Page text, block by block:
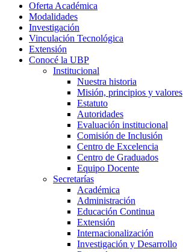
Oferta Académica
Modalidades
Investigación
Vinculación Tecnológica
Extensión
Conocé la UBP
Institucional
Nuestra historia
Misión, principios y valores
Estatuto
Autoridades
Evaluación institucional
Comisión de Inclusión
Centro de Excelencia
Centro de Graduados
Equipo Docente
Secretarías
Académica
Administración
Educación Continua
Extensión
Internacionalización
Investigación y Desarrollo